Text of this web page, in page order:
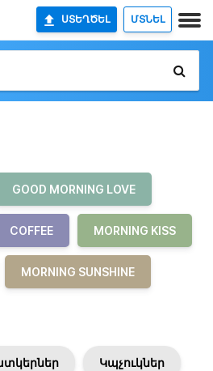
ՍՏԵՂԾԵԼ ՄՏՆԵԼ
GOOD MORNING LOVE
COFFEE MORNING KISS
MORNING SUNSHINE
Կպչուկներ